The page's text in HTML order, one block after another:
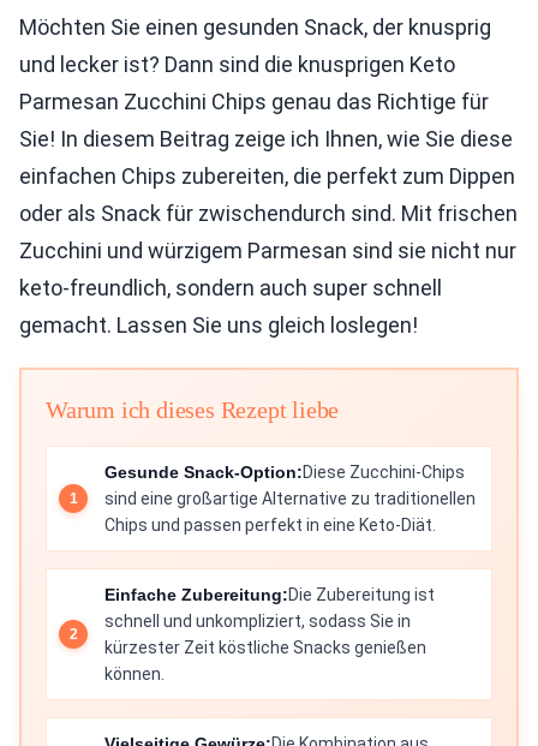
Möchten Sie einen gesunden Snack, der knusprig
und lecker ist? Dann sind die knusprigen Keto
Parmesan Zucchini Chips genau das Richtige für
Sie! In diesem Beitrag zeige ich Ihnen, wie Sie diese
einfachen Chips zubereiten, die perfekt zum Dippen
oder als Snack für zwischendurch sind. Mit frischen
Zucchini und würzigem Parmesan sind sie nicht nur
keto-freundlich, sondern auch super schnell
gemacht. Lassen Sie uns gleich loslegen!
Warum ich dieses Rezept liebe
Gesunde Snack-Option:Diese Zucchini-Chips
sind eine großartige Alternative zu traditionellen
Chips und passen perfekt in eine Keto-Diät.
Einfache Zubereitung:Die Zubereitung ist
schnell und unkompliziert, sodass Sie in
kürzester Zeit köstliche Snacks genießen
können.